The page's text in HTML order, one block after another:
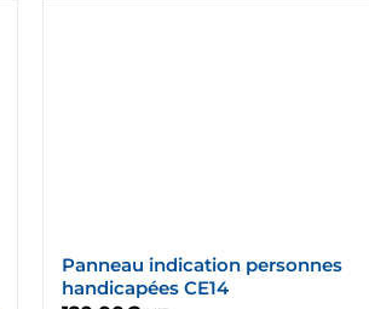
Panneau indication personnes
handicapées CE14